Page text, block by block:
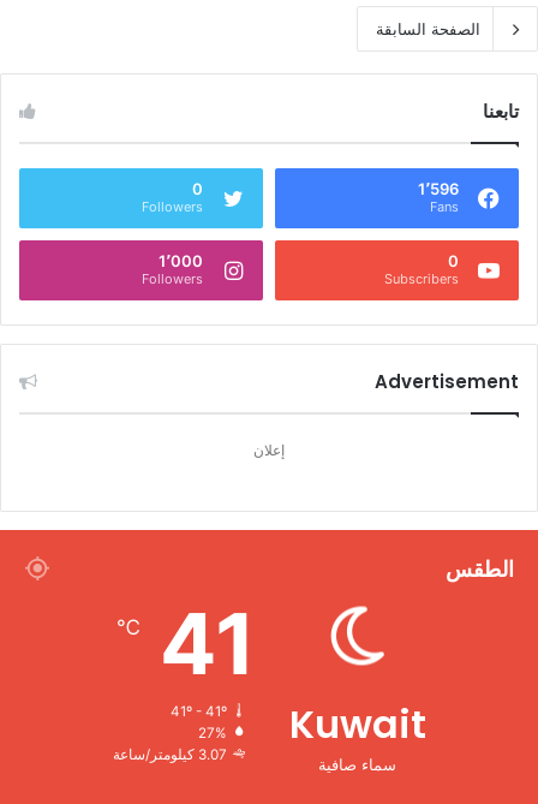
الصفحة السابقة
تابعنا
1٬596
Fans
0
Followers
0
Subscribers
1٬000
Followers
Advertisement
إعلان
الطقس
Kuwait
سماء صافية
41
℃
41º - 41º
27%
3.07 كيلومتر/ساعة